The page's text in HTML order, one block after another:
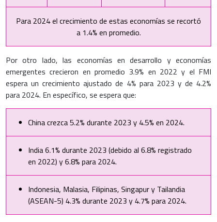
Para 2024 el crecimiento de estas economías se recortó
a 1.4% en promedio.
Por otro lado, las economías en desarrollo y economías
emergentes crecieron en promedio 3.9% en 2022 y el FMI
espera un crecimiento ajustado de 4% para 2023 y de 4.2%
para 2024. En específico, se espera que:
China crezca 5.2% durante 2023 y 4.5% en 2024.
India 6.1% durante 2023 (debido al 6.8% registrado
en 2022) y 6.8% para 2024.
Indonesia, Malasia, Filipinas, Singapur y Tailandia
(ASEAN-5) 4.3% durante 2023 y 4.7% para 2024.